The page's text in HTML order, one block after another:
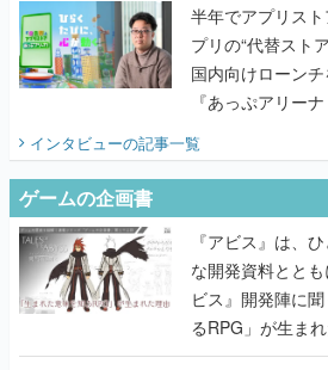
半年でアプリストアを
プリの“代替スト
国内向けローン
『あっぷアリー
てみた
インタビューの記事一覧
ゲームの企画書
『アビス』は、
な開発資料とと
ビス』開発陣に
るRPG」が生ま
書】